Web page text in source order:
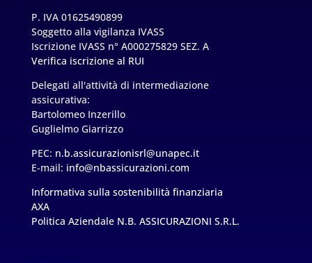
P. IVA 01625490899
Soggetto alla vigilanza IVASS
Iscrizione IVASS n° A000275829 SEZ. A
Verifica iscrizione al RUI
Delegati all'attività di intermediazione
assicurativa:
Bartolomeo Inzerillo
Guglielmo Giarrizzo
PEC: n.b.assicurazionisrl@unapec.it
E-mail: info@nbassicurazioni.com
Informativa sulla sostenibilità finanziaria
AXA
Politica Aziendale N.B. ASSICURAZIONI S.R.L.